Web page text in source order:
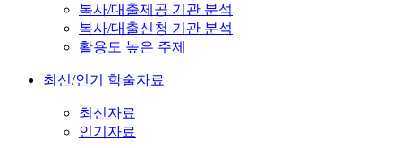
복사/대출제공 기관 분석
복사/대출신청 기관 분석
활용도 높은 주제
최신/인기 학술자료
최신자료
인기자료